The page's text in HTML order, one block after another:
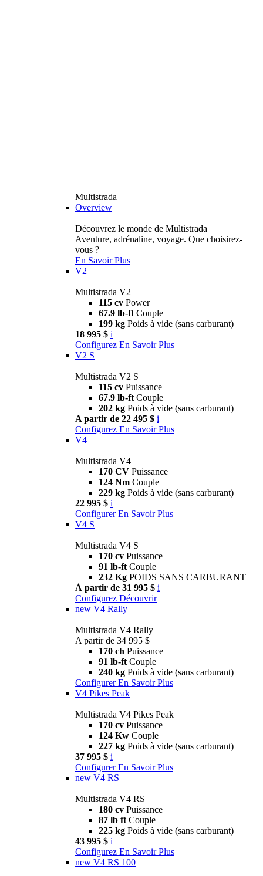
Multistrada
Overview
Découvrez le monde de Multistrada
Aventure, adrénaline, voyage. Que choisirez-
vous ?
En Savoir Plus
V2
Multistrada V2
115 cv Power
67.9 lb-ft Couple
199 kg Poids à vide (sans carburant)
18 995 $ i
Configurez En Savoir Plus
V2 S
Multistrada V2 S
115 cv Puissance
67.9 lb-ft Couple
202 kg Poids à vide (sans carburant)
A partir de 22 495 $ i
Configurez En Savoir Plus
V4
Multistrada V4
170 CV Puissance
124 Nm Couple
229 kg Poids à vide (sans carburant)
22 995 $ i
Configurer En Savoir Plus
V4 S
Multistrada V4 S
170 cv Puissance
91 lb-ft Couple
232 Kg POIDS SANS CARBURANT
À partir de 31 995 $ i
Configurez Découvrir
new V4 Rally
Multistrada V4 Rally
A partir de 34 995 $
170 ch Puissance
91 lb-ft Couple
240 kg Poids à vide (sans carburant)
Configurer En Savoir Plus
V4 Pikes Peak
Multistrada V4 Pikes Peak
170 cv Puissance
124 Kw Couple
227 kg Poids à vide (sans carburant)
37 995 $ i
Configurer En Savoir Plus
new V4 RS
Multistrada V4 RS
180 cv Puissance
87 lb ft Couple
225 kg Poids à vide (sans carburant)
43 995 $ i
Configurez En Savoir Plus
new V4 RS 100